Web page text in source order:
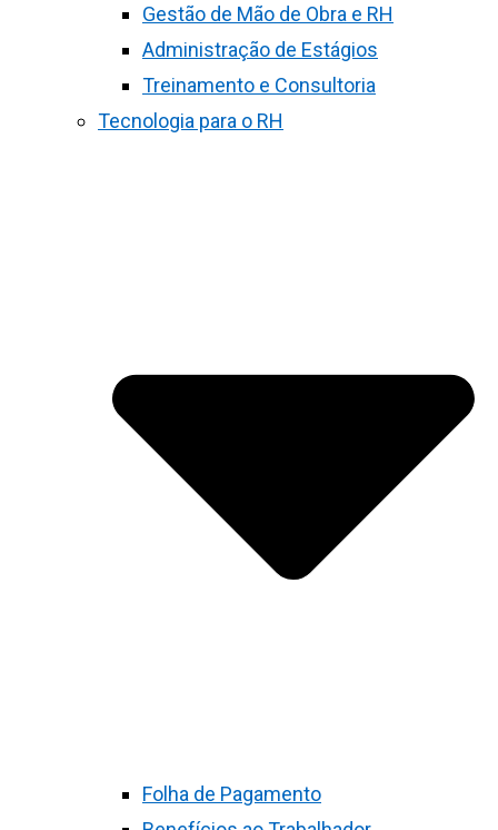
Gestão de Mão de Obra e RH
Administração de Estágios
Treinamento e Consultoria
Tecnologia para o RH
Folha de Pagamento